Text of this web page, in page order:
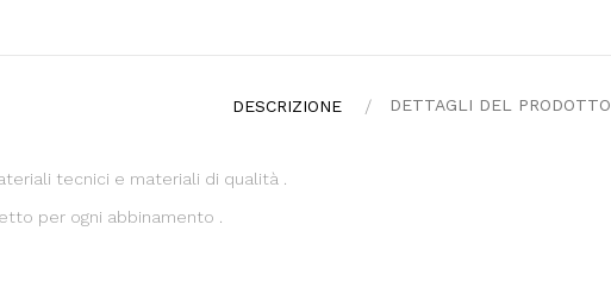
DESCRIZIONE DETTAGLI DEL PRODOTTO
tecnici e materiali di qualità .
per ogni abbinamento .